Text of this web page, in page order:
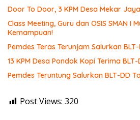
Door To Door, 3 KPM Desa Mekar
Class Meeting, Guru dan OSIS SMAN I
Kemampuan!
Pemdes Teras Terunjam Salurkan
13 KPM Desa Pondok Kopi Terima BLT-
Pemdes Teruntung Salurkan BLT-DD
Post Views: 320